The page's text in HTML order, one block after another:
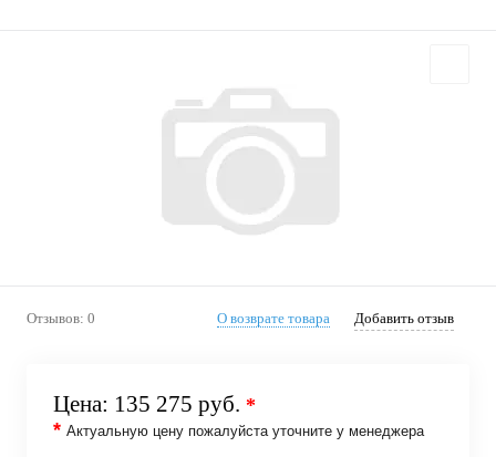
Отзывов: 0 О возврате товара Добавить отзыв
Цена: 135 275 руб. *
* Актуальную цену пожалуйста уточните у менеджера